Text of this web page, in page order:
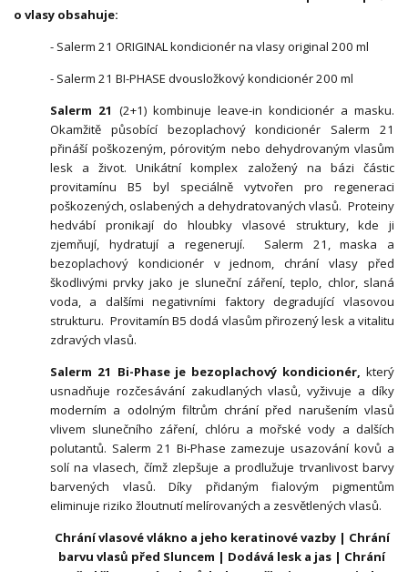
o vlasy obsahuje:
- Salerm 21 ORIGINAL kondicionér na vlasy original 200 ml
- Salerm 21 BI-PHASE dvousložkový kondicionér 200 ml
Salerm 21 (2+1) kombinuje leave-in kondicionér a masku.
Okamžitě působící bezoplachový kondicionér Salerm 21
přináší poškozeným, pórovitým nebo dehydrovaným vlasům
lesk a život. Unikátní komplex založený na bázi částic
provitamínu B5 byl speciálně vytvořen pro regeneraci
poškozených, oslabených a dehydratovaných vlasů. Proteiny
hedvábí pronikají do hloubky vlasové struktury, kde ji
zjemňují, hydratují a regenerují. Salerm 21, maska a
bezoplachový kondicionér v jednom, chrání vlasy před
škodlivými prvky jako je sluneční záření, teplo, chlor, slaná
voda, a dalšími negativními faktory degradující vlasovou
strukturu. Provitamín B5 dodá vlasům přirozený lesk a vitalitu
zdravých vlasů.
Salerm 21 Bi-Phase je bezoplachový kondicionér, který
usnadňuje rozčesávání zakudlaných vlasů, vyživuje a díky
moderním a odolným filtrům chrání před narušením vlasů
vlivem slunečního záření, chlóru a mořské vody a dalších
polutantů. Salerm 21 Bi-Phase zamezuje usazování kovů a
solí na vlasech, čímž zlepšuje a prodlužuje trvanlivost barvy
barvených vlasů. Díky přidaným fialovým pigmentům
eliminuje riziko žloutnutí melírovaných a zesvětlených vlasů.
Chrání vlasové vlákno a jeho keratinové vazby | Chrání
barvu vlasů před Sluncem | Dodává lesk a jas | Chrání